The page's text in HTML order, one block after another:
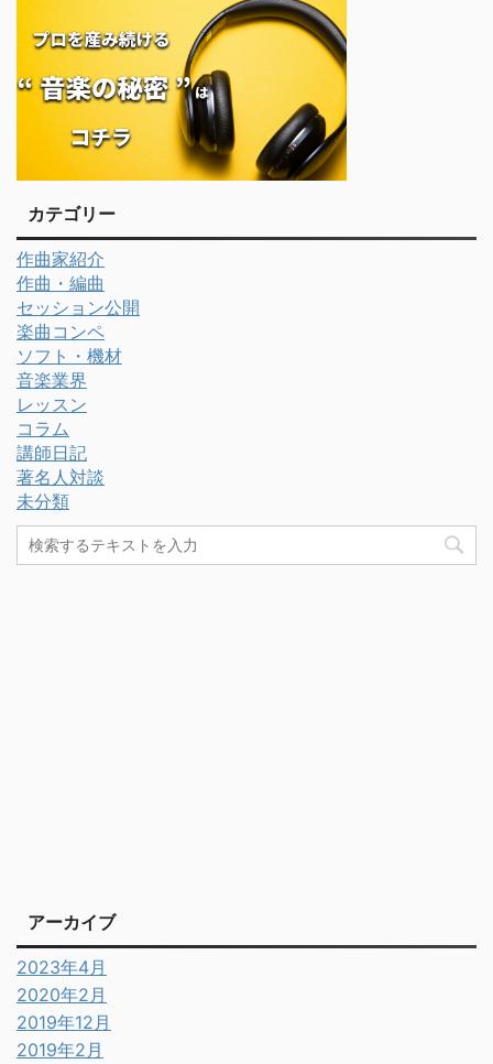
カテゴリー
作曲家紹介
作曲・編曲
セッション公開
楽曲コンペ
ソフト・機材
音楽業界
レッスン
コラム
講師日記
著名人対談
未分類
アーカイブ
2023年4月
2020年2月
2019年12月
2019年2月